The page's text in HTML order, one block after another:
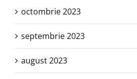
octombrie 2023
septembrie 2023
august 2023